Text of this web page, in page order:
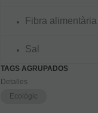
Fibra alimentària
Sal
TAGS AGRUPADOS
Detalles
Ecològic